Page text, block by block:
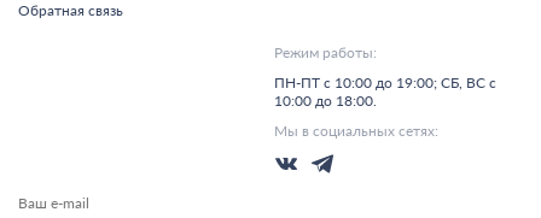
Обратная связь
Режим работы:
ПН-ПТ с 10:00 до 19:00; СБ, ВС с
10:00 до 18:00.
Мы в социальных сетях: